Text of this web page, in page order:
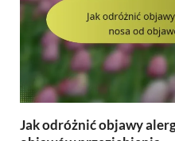
Jak odróżnić objawy